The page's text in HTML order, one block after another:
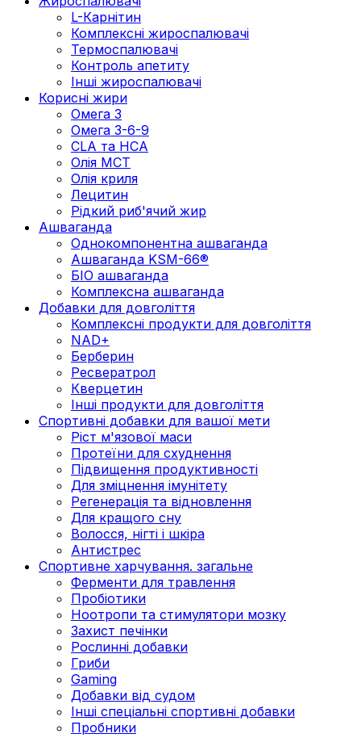
L-Карнітин
Комплексні жироспалювачі
Термоспалювачі
Контроль апетиту
Інші жироспалювачі
Корисні жири
Омега 3
Омега 3-6-9
CLA та HCA
Олія МСТ
Олія криля
Лецитин
Рідкий риб'ячий жир
Ашваганда
Однокомпонентна ашваганда
Ашваганда KSM-66®
БІО ашваганда
Комплексна ашваганда
Добавки для довголіття
Комплексні продукти для довголіття
NAD+
Берберин
Ресвератрол
Кверцетин
Інші продукти для довголіття
Спортивні добавки для вашої мети
Ріст м'язової маси
Протеїни для схуднення
Підвищення продуктивності
Для зміцнення імунітету
Регенерація та відновлення
Для кращого сну
Волосся, нігті і шкіра
Антистрес
Спортивне харчування. загальне
Ферменти для травлення
Пробіотики
Ноотропи та стимулятори мозку
Захист печінки
Рослинні добавки
Гриби
Gaming
Добавки від судом
Інші спеціальні спортивні добавки
Пробники